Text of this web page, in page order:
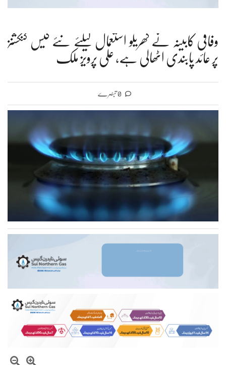
وفاقی کابینہ نے گھریلو استعمال کیلئے نئے گیس کنکشنز
پر عائد پابندی اٹھالی ہے، علی پرویز ملک
0 تبصرے